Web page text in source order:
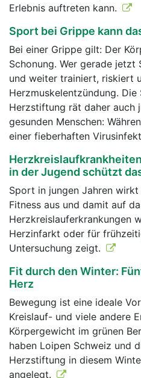
Erlebnis auftreten kann.
Sport bei Grippe kann
Bei einer Grippe gilt: Der
Schonung. Wer gerade
und weiter trainiert, riskiert
Herzmuskelentzündung. Die
Herzstiftung rät daher auch
gesunden Menschen:
einer fieberhaften
in der Jugend schützt
Sport in jungen Jahren
Fitness aus und damit auf
Herzkreislauferkrankungen
Herzinfarkt oder für
Untersuchung zeigt.
Fit durch den Winter:
Herz
Bewegung ist eine ideale
Kreislauf- und viele andere
Körpergewicht im grünen
haben Loipen Schweiz und
Herzstiftung in diesem
angelegt.